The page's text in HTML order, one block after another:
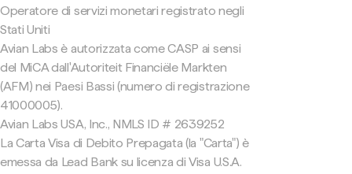
Operatore di servizi monetari registrato negli
Stati Uniti
Avian Labs è autorizzata come CASP ai sensi
del MiCA dall'Autoriteit Financiële Markten
(AFM) nei Paesi Bassi (numero di registrazione
41000005).
Avian Labs USA, Inc., NMLS ID # 2639252
La Carta Visa di Debito Prepagata (la "Carta") è
emessa da Lead Bank su licenza di Visa U.S.A.